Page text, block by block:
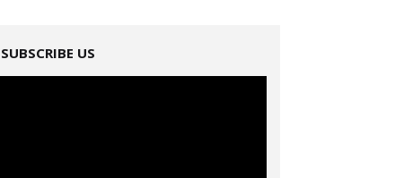
SUBSCRIBE US